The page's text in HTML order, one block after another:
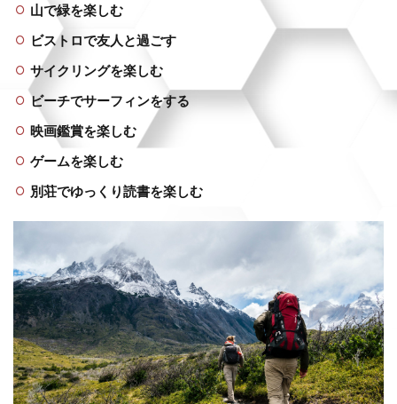
山で緑を楽しむ
ビストロで友人と過ごす
サイクリングを楽しむ
ビーチでサーフィンをする
映画鑑賞を楽しむ
ゲームを楽しむ
別荘でゆっくり読書を楽しむ